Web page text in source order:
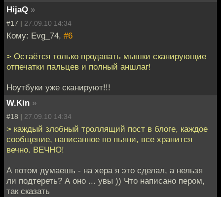
HijaQ »
#17 | 27.09.10 14:34
Кому: Evg_74, #6
> Остаётся только продавать мышки сканирующие
отпечатки пальцев и полный аншлаг!
Ноутбуки уже сканируют!!!
W.Kin »
#18 | 27.09.10 14:34
> каждый злобный троллящий пост в блоге, каждое
сообщение, написанное по пьяни, все хранится
вечно. ВЕЧНО!
А потом думаешь - на хера я это сделал, а нельзя
ли подтереть? А оно ... увы )) Что написано пером,
так сказать